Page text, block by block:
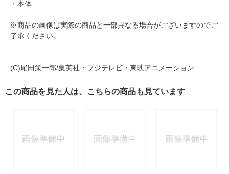
・本体
※商品の画像は実際の商品と一部異なる場合がございますのでご
了承ください。
(C)尾田栄一郎/集英社・フジテレビ・東映アニメーション
この商品を見た人は、こちらの商品も見ています